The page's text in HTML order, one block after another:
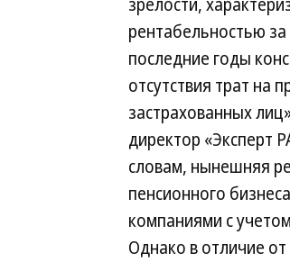
рентабельностью
последние годы
отсутствия трат на
застрахованных
директор «Эксперт
словам, нынешняя
пенсионного
компаниями с
Однако в отличие